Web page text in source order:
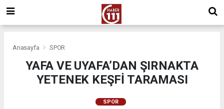
Anasayfa SPOR
YAFA VE UYAFA’DAN ŞIRNAKTA
YETENEK KEŞFİ TARAMASI
SPOR